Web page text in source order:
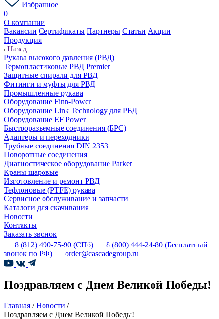
Избранное
0
О компании
Вакансии Сертификаты Партнеры Статьи Акции
Продукция
Назад
Рукава высокого давления (РВД)
Термопластиковые РВД Premier
Защитные спирали для РВД
Фитинги и муфты для РВД
Промышленные рукава
Оборудование Finn-Power
Оборудование Link Technology для РВД
Оборудование EF Power
Быстроразъемные соединения (БРС)
Адаптеры и переходники
Трубные соединения DIN 2353
Поворотные соединения
Диагностическое оборудование Parker
Краны шаровые
Изготовление и ремонт РВД
Тефлоновые (PTFE) рукава
Сервисное обслуживание и запчасти
Каталоги для скачивания
Новости
Контакты
Заказать звонок
8 (812) 490-75-90 (СПб) 8 (800) 444-24-80 (Бесплатный
звонок по РФ)
order@cascadegroup.ru
Поздравляем с Днем Великой Победы!
Главная /Новости /
Поздравляем с Днем Великой Победы!